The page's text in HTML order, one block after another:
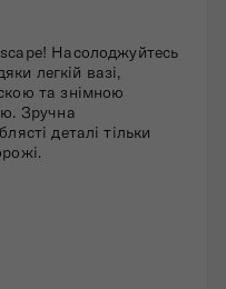
Насолоджуйтесь
легкій вазі,
та знімною
Зручна
деталі тільки